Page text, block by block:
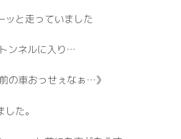
ッと走っていました
ンネルに入り…
の車おっせぇなぁ…》
た。